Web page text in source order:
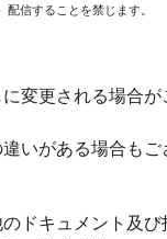
信することを禁じます。
変更される場合が
いがある場合もご
ドキュメント及び